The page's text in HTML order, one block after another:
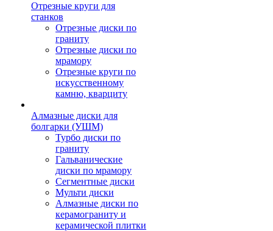
Отрезные круги для
станков
Отрезные диски по
граниту
Отрезные диски по
мрамору
Отрезные круги по
искусственному
камню, кварциту
Алмазные диски для
болгарки (УШМ)
Турбо диски по
граниту
Гальванические
диски по мрамору
Сегментные диски
Мульти диски
Алмазные диски по
керамограниту и
керамической плитки